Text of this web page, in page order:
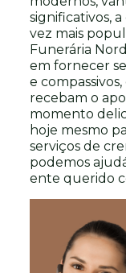
significativos,
vez mais
Funerária
em fornecer
e
recebam o
momento
hoje mesmo
serviços de
podemos
ente querido